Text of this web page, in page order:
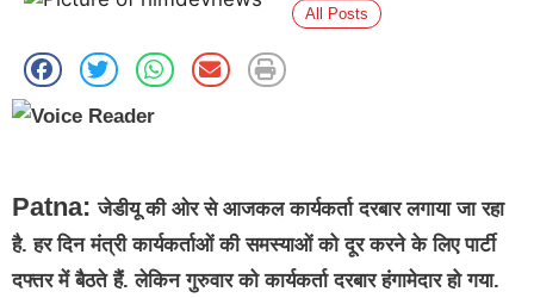
All Posts
Patna:जेडीयू की ओर से आजकल कार्यकर्ता दरबार लगाया जा रहा
है. हर दिन मंत्री कार्यकर्ताओं की समस्याओं को दूर करने के लिए पार्टी
दफ्तर में बैठते हैं. लेकिन गुरुवार को कार्यकर्ता दरबार हंगामेदार हो गया.